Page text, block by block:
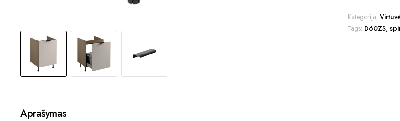
Kategorija:
Tags: D60ZS,
Aprašymas